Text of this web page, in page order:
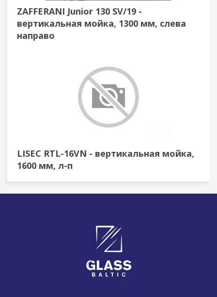
ZAFFERANI Junior 130 SV/19 -
вертикальная мойка, 1300 мм, слева
направо
LISEC RTL-16VN - вертикальная мойка,
1600 мм, л-п